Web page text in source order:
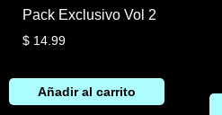
Pack Exclusivo Vol 2
$ 14.99
Añadir al carrito